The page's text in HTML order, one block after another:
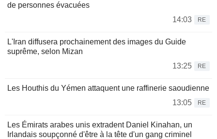
de personnes évacuées
14:03
RE
L'Iran diffusera prochainement des images du Guide
suprême, selon Mizan
13:25
RE
Les Houthis du Yémen attaquent une raffinerie saoudienne
13:05
RE
Les Émirats arabes unis extradent Daniel Kinahan, un
Irlandais soupçonné d'être à la tête d'un gang criminel